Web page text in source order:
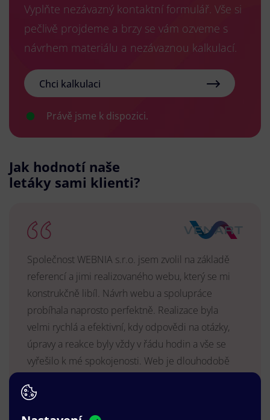
Vyplňte nezávazný kontaktní formulář. Vše si
pečlivě projdeme a brzy se vám ozveme s
návrhem materiálu a nezávaznou kalkulací.
Chci kalkulaci
Právě jsme k dispozici.
Jak hodnotí naše
letáky sami klienti?
Společnost WEBNIA s.r.o. jsem zvolil na základě
referencí a jimi realizovaného webu, který se mi
konstrukčně libíl. Návrh webu a spolupráce
probíhala naprosto perfektně. Realizace byla
velmi rychlá a efektivní, kdy odpovědi na otázky,
úpravy a reakce byly vždy v řádu hodin a vše se
vyřešilo k mé spokojenosti. Web je dlouhodobě
na pozitivním vnímání naší značky.